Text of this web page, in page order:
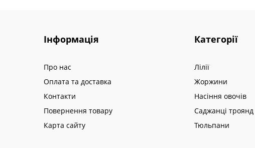
Інформація
Про нас
Оплата та доставка
Контакти
Повернення товару
Карта сайту
Категорії
Лілії
Жоржини
Насіння овочів
Саджанці троянд
Тюльпани